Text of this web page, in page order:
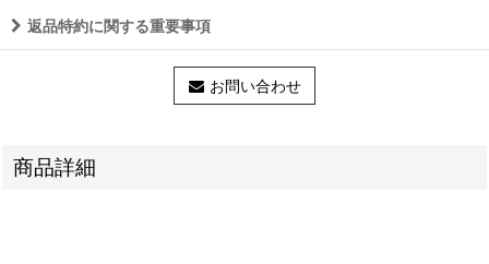
返品特約に関する重要事項
お問い合わせ
商品詳細